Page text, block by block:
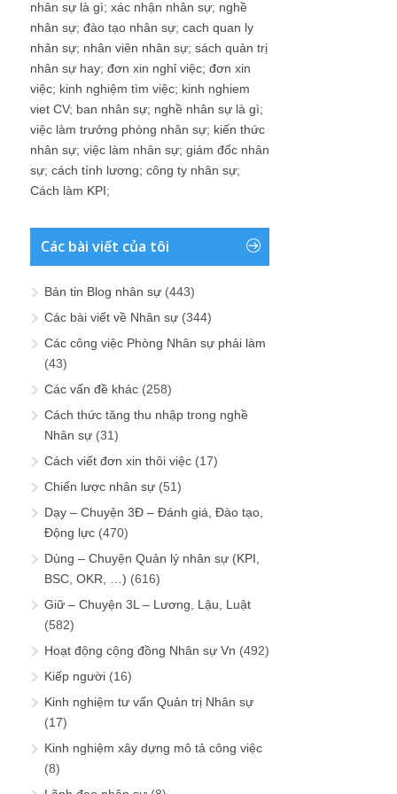
sự;cách tính lương;công ty nhân sự;
Cách làm KPI;
Các bài viết của tôi
Bản tin Blog nhân sự
(443)
Các bài viết về Nhân sự(344)
Các công việc Phòng Nhân sự phải làm
Các vấn đề khác(258)
Cách thức tăng thu nhập trong nghề
Nhân sự(31)
Cách viết đơn xin thôi việc(17)
Chiến lược nhân sự(51)
Dạy – Chuyện 3Đ – Đánh giá, Đào tạo,
Động lực (470)
Dùng – Chuyện Quản lý nhân sự (KPI,
BSC, OKR, …)
Giữ – Chuyện 3L – Lương, Lậu, Luật
Kiếp người(16)
Kinh nghiệm tư vấn Quản trị Nhân sự
(17)
Kinh nghiệm xây dựng mô tả công việc
(8)
Lãnh đạo nhân sự(8)
Lương thưởng và đãi ngộ
Pháp chế – Quan hệ lao động(136)
Phát triển – đào tạo nhân sự nhân lực
(56)
Quản trị tri thức – Knowledge
Management(19)